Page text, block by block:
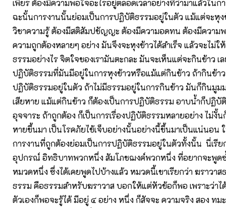
เพียร ต้องมีความพอใจอะไรอยู่ตลอดเวลาอย่างที่ว่ามาแล้วในก
ฉะนั้นการงานนั้นย่อมเป็นการปฏิบัติธรรมอยู่ในตัว แม้แต่จะหุ
วิชาความรู้ ต้องมีสติสัมปชัญญะ ต้องมีความอดทน ต้องมีความพ
ความถูกต้องหลายๆ อย่าง มันจึงจะหุงข้าวได้สำเร็จ แล้วจะไม่ใ
ธรรมอย่างไร จิตใจของเรามันตะกละ มันจะเห็นแต่จะกินข้าว เ
ปฏิบัติธรรมที่มันมีอยู่ในการหุงข้าวหรือแม้แต่กินข้าว ถ้ากินข้า
ปฏิบัติธรรมอยู่ในตัว ถ้าไม่มีธรรมอยู่ในการกินข้าว มันก็กินมูม
เสียหาย แม้แต่กินข้าว ก็ต้องเป็นการปฏิบัติธรรม อาบน้ำก็ปฏิบั
อุจจาระ ถ้าถูกต้อง ก็เป็นการเรื่องปฏิบัติธรรมหลายอย่าง ไม่งั้น
หายขึ้นมา เป็นโรคภัยไข้เจ็บอย่างนั้นอย่างนี้ขึ้นมาเป็นแน่นอน ใ
การงานที่ถูกต้องย่อมเป็นการปฏิบัติธรรมอยู่ในตัวทั้งนั้น นี่เรีย
อุปกรณ์ อิทธิบาทพวกหนึ่ง สัมโภชฌงค์พวกหนึ่ง ที่อยากจะพูด
หมวดหนึ่ง ซึ่งได้เคยพูดไปบ้างแล้ว หมวดนี้เขาเรียกว่า ฆราวา
ธรรม คือธรรมสำหรับฆราวาส บอกให้แต่หัวข้อก็พอ เพราะว่าไ
ตัวเองก็พอจะรู้ได้ มีอยู่ ๔ อย่าง หนึ่ง ก็สัจจะ ความจริง สอง ทม